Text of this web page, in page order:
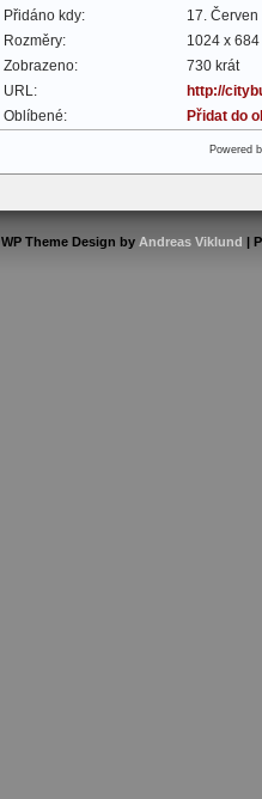
Přidáno kdy:
17.
Rozměry:
1024 x
Zobrazeno:
730 krát
URL:
http://
Oblíbené:
Přidat do
Powered
WP Theme Design by Andreas Viklund |